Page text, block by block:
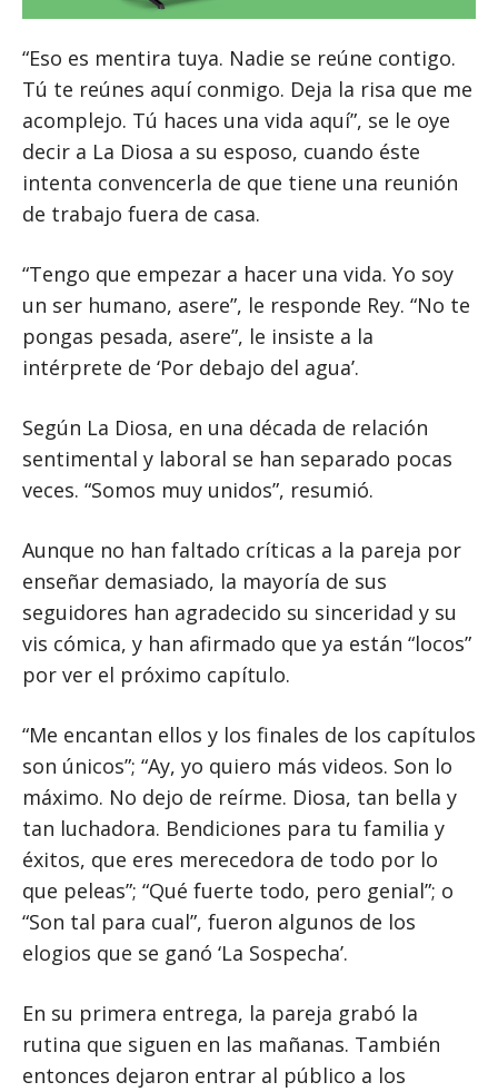
“Eso es mentira tuya. Nadie se reúne contigo.
Tú te reúnes aquí conmigo. Deja la risa que me
acomplejo. Tú haces una vida aquí”, se le oye
decir a La Diosa a su esposo, cuando éste
intenta convencerla de que tiene una reunión
de trabajo fuera de casa.
“Tengo que empezar a hacer una vida. Yo soy
un ser humano, asere”, le responde Rey. “No te
pongas pesada, asere”, le insiste a la
intérprete de ‘Por debajo del agua’.
Según La Diosa, en una década de relación
sentimental y laboral se han separado pocas
veces. “Somos muy unidos”, resumió.
Aunque no han faltado críticas a la pareja por
enseñar demasiado, la mayoría de sus
seguidores han agradecido su sinceridad y su
vis cómica, y han afirmado que ya están “locos”
por ver el próximo capítulo.
“Me encantan ellos y los finales de los capítulos
son únicos”; “Ay, yo quiero más videos. Son lo
máximo. No dejo de reírme. Diosa, tan bella y
tan luchadora. Bendiciones para tu familia y
éxitos, que eres merecedora de todo por lo
que peleas”; “Qué fuerte todo, pero genial”; o
“Son tal para cual”, fueron algunos de los
elogios que se ganó ‘La Sospecha’.
En su primera entrega, la pareja grabó la
rutina que siguen en las mañanas. También
entonces dejaron entrar al público a los